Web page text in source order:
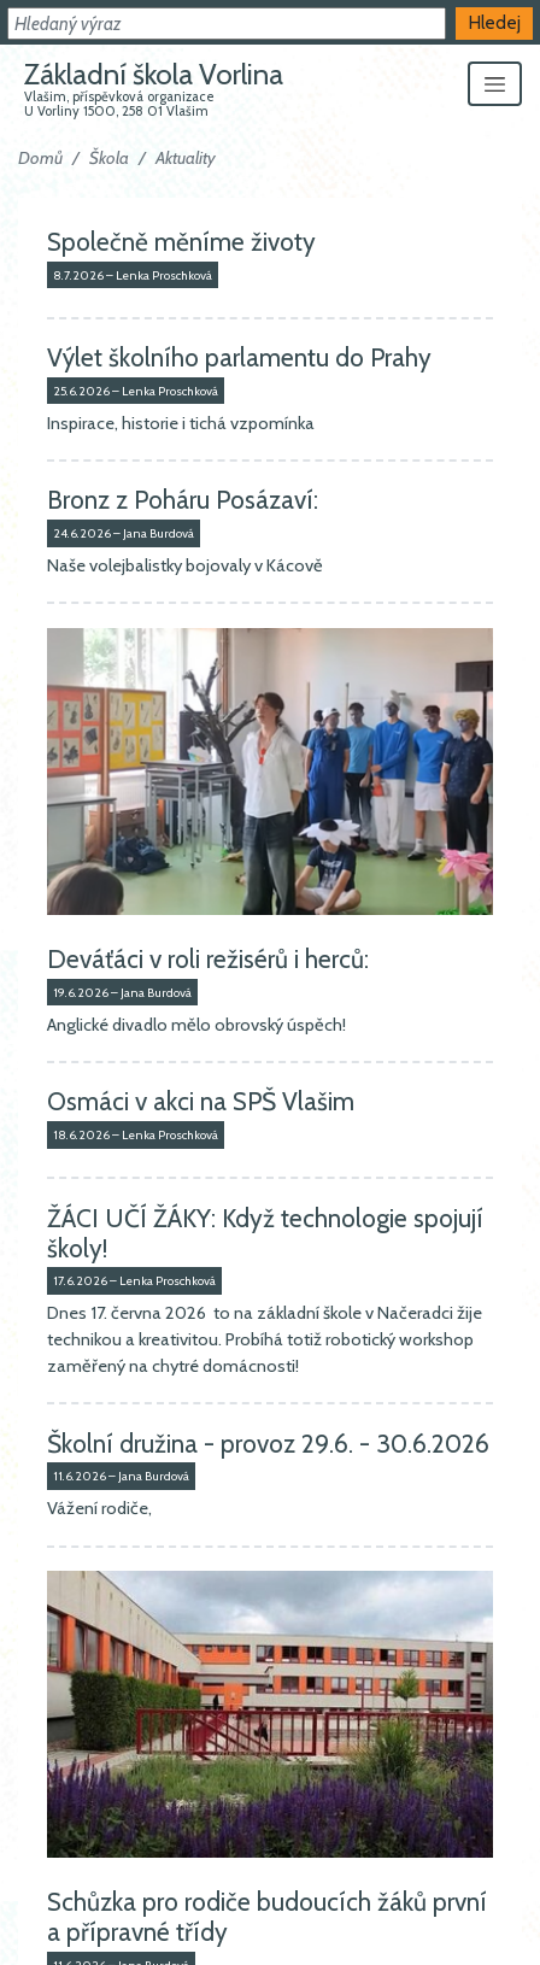
Hledat
Hledej
Základní škola Vorlina
Vlašim, příspěvková organizace
U Vorliny 1500, 258 01 Vlašim
Domů Škola Aktuality
Společně měníme životy
8.7.2026 – Lenka Proschková
Výlet školního parlamentu do Prahy
25.6.2026 – Lenka Proschková
Inspirace, historie i tichá vzpomínka
Bronz z Poháru Posázaví:
24.6.2026 – Jana Burdová
Naše volejbalistky bojovaly v Kácově
Deváťáci v roli režisérů i herců:
19.6.2026 – Jana Burdová
Anglické divadlo mělo obrovský úspěch!
Osmáci v akci na SPŠ Vlašim
18.6.2026 – Lenka Proschková
ŽÁCI UČÍ ŽÁKY: Když technologie spojují
školy!
17.6.2026 – Lenka Proschková
Dnes 17. června 2026 to na základní škole v Načeradci žije
technikou a kreativitou. Probíhá totiž robotický workshop
zaměřený na chytré domácnosti!
Školní družina - provoz 29.6. - 30.6.2026
11.6.2026 – Jana Burdová
Vážení rodiče,
Schůzka pro rodiče budoucích žáků první
a přípravné třídy